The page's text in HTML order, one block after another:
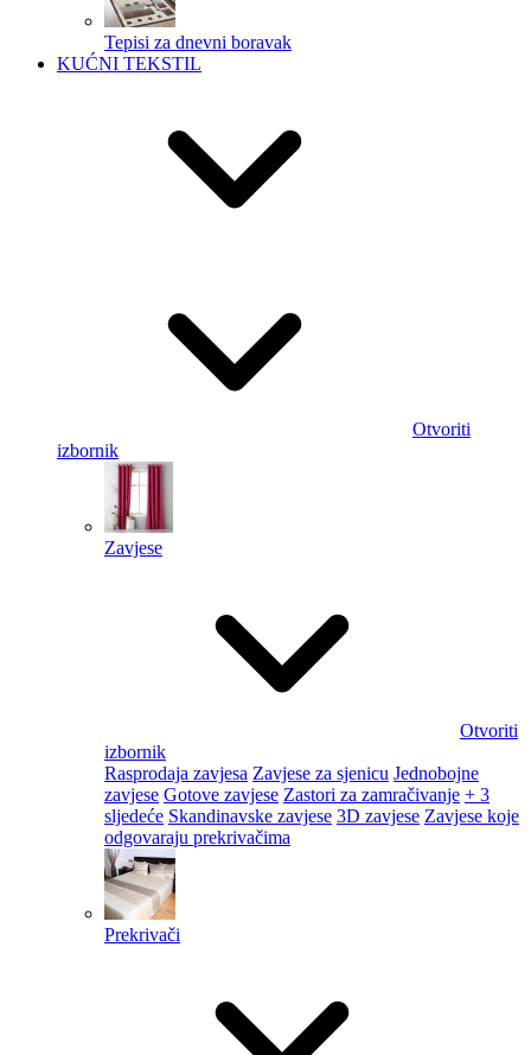
Tepisi za dnevni boravak
KUĆNI TEKSTIL
Otvoriti
izbornik
Zavjese
Otvoriti
izbornik
Rasprodaja zavjesa Zavjese za sjenicu Jednobojne
zavjese Gotove zavjese Zastori za zamračivanje + 3
sljedeće Skandinavske zavjese 3D zavjese Zavjese koje
odgovaraju prekrivačima
Prekrivači